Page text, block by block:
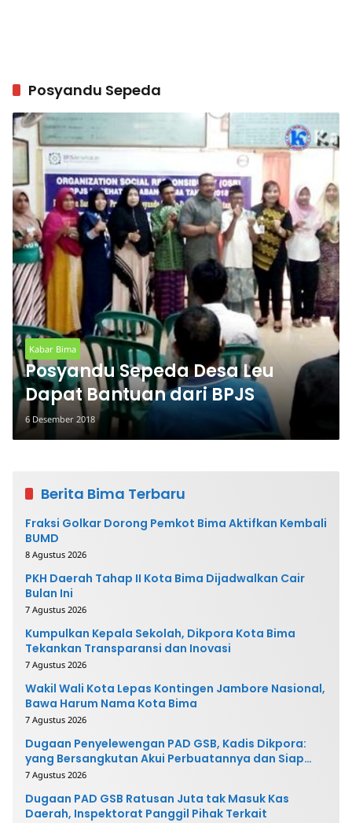
Posyandu Sepeda
Kabar Bima
Posyandu Sepeda Desa Leu
Dapat Bantuan dari BPJS
6 Desember 2018
Berita Bima Terbaru
Fraksi Golkar Dorong Pemkot Bima Aktifkan Kembali
BUMD
8 Agustus 2026
PKH Daerah Tahap II Kota Bima Dijadwalkan Cair
Bulan Ini
7 Agustus 2026
Kumpulkan Kepala Sekolah, Dikpora Kota Bima
Tekankan Transparansi dan Inovasi
7 Agustus 2026
Wakil Wali Kota Lepas Kontingen Jambore Nasional,
Bawa Harum Nama Kota Bima
7 Agustus 2026
Dugaan Penyelewengan PAD GSB, Kadis Dikpora:
yang Bersangkutan Akui Perbuatannya dan Siap
Mengembalikan Uang
7 Agustus 2026
Dugaan PAD GSB Ratusan Juta tak Masuk Kas
Daerah, Inspektorat Panggil Pihak Terkait